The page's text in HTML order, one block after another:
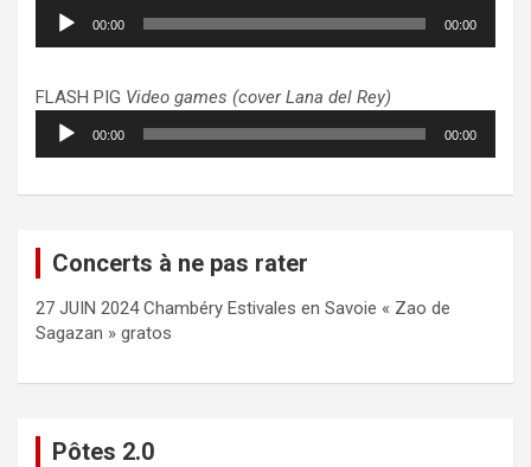
Lecteur
audio
00:00 00:00
FLASH PIG Video games (cover Lana del Rey)
Lecteur
audio
00:00 00:00
Concerts à ne pas rater
27 JUIN 2024 Chambéry Estivales en Savoie « Zao de
Sagazan » gratos
Pôtes 2.0